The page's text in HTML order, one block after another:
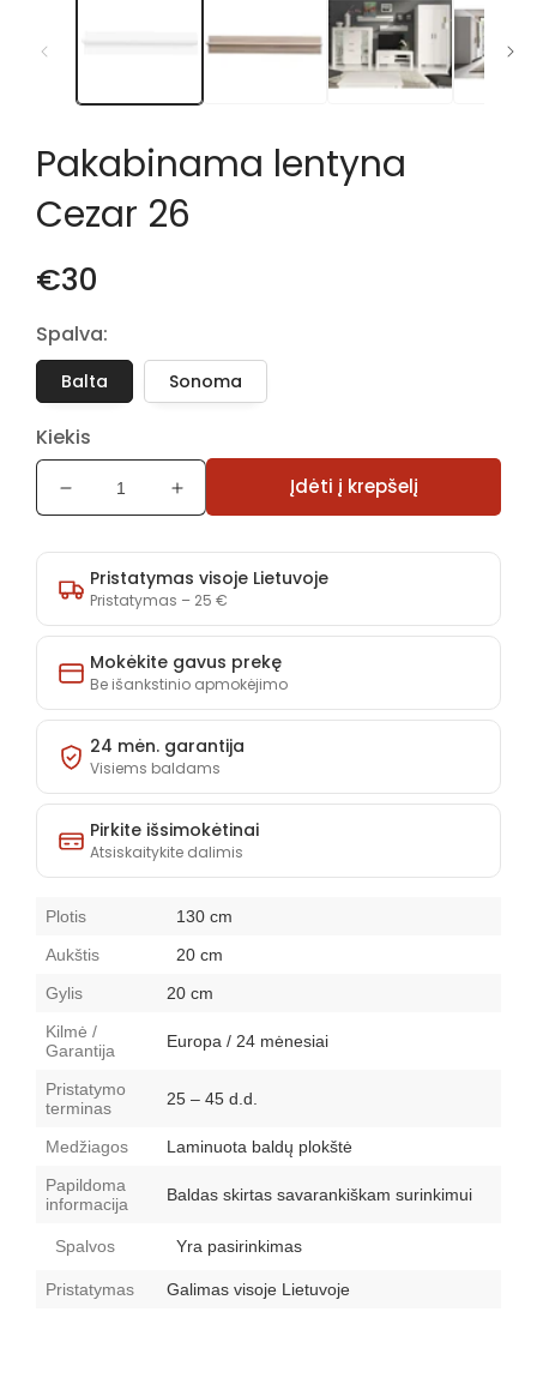
Pakabinama lentyna
Cezar 26
€30
Spalva:
Balta Sonoma
Kiekis
Sumažinti
Pakabinama
lentyna
Cezar
26
kiekį
Padidinti
Pakabinama
lentyna
Cezar
26
kiekį
Įdėti į krepšelį
Pristatymas visoje Lietuvoje
Pristatymas – 25 €
Mokėkite gavus prekę
Be išankstinio apmokėjimo
24 mėn. garantija
Visiems baldams
Pirkite išsimokėtinai
Atsiskaitykite dalimis
Plotis
130 cm
Aukštis
20 cm
Gylis
20 cm
Kilmė /
Garantija
Europa / 24 mėnesiai
Pristatymo
terminas
25 – 45 d.d.
Medžiagos
Laminuota baldų plokštė
Papildoma
informacija
Baldas skirtas savarankiškam surinkimui
Spalvos Yra pasirinkimas
Pristatymas Galimas visoje Lietuvoje